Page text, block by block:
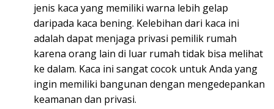
jenis kaca yang memiliki warna lebih gelap
daripada kaca bening. Kelebihan dari kaca ini
adalah dapat menjaga privasi pemilik rumah
karena orang lain di luar rumah tidak bisa melihat
ke dalam. Kaca ini sangat cocok untuk Anda yang
ingin memiliki bangunan dengan mengedepankan
keamanan dan privasi.